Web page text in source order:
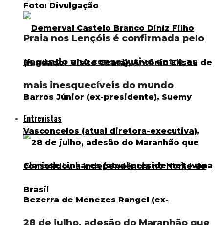
Praia nos Lençóis é confirmada pelo
segundo ano consecutivo entre as
mais inesquecíveis do mundo
Entrevistas
28 de julho, adesão do Maranhão que